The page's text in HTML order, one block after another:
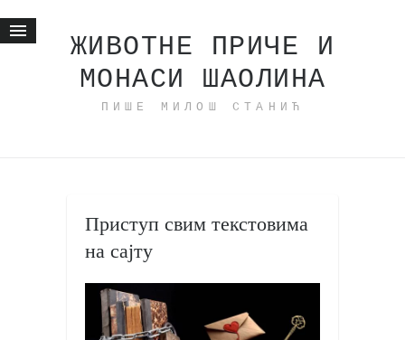
ЖИВОТНЕ ПРИЧЕ И
МОНАСИ ШАОЛИНА
ПИШЕ МИЛОШ СТАНИЋ
Животне приче
мој хаику
моменти и места
бонус садржај
светлопис
Приступ свим текстовима
на сајту